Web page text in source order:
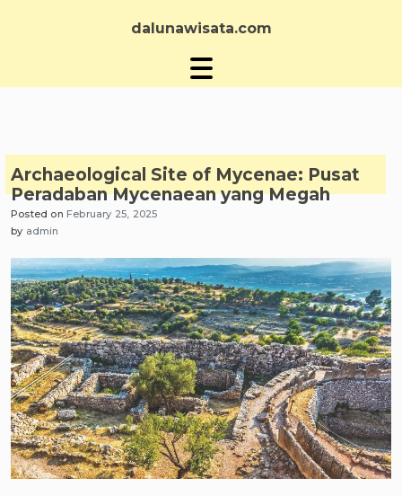
dalunawisata.com
Archaeological Site of Mycenae: Pusat
Peradaban Mycenaean yang Megah
Posted on February 25, 2025
by admin